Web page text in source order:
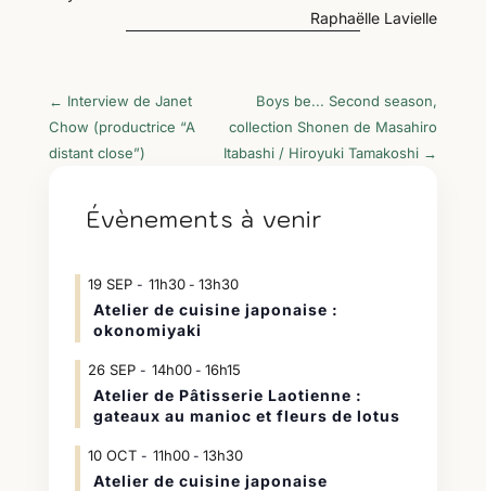
Raphaëlle Lavielle
← Interview de Janet
Chow (productrice “A
distant close”)
Boys be... Second season,
collection Shonen de Masahiro
Itabashi / Hiroyuki Tamakoshi →
Évènements à venir
19 SEP 11h30- 13h30
Atelier de cuisine japonaise :
okonomiyaki
26 SEP 14h00- 16h15
Atelier de Pâtisserie Laotienne :
gateaux au manioc et fleurs de lotus
10 OCT 11h00- 13h30
Atelier de cuisine japonaise